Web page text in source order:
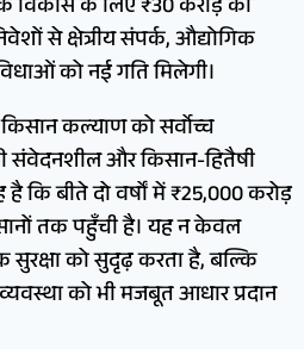
विकास के लिए ₹30 करोड़ का
से क्षेत्रीय संपर्क, औद्योगिक
को नई गति मिलेगी।
कल्याण को सर्वोच्च
संवेदनशील और किसान-हितैषी
है कि बीते दो वर्षों में ₹25,000 करोड़
तक पहुँची है। यह न केवल
को सुदृढ़ करता है, बल्कि
को भी मजबूत आधार प्रदान